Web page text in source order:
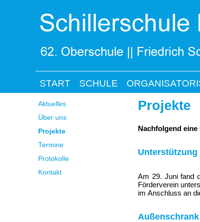
START SCHULE
Projekte
Nachfolgend
Am 29. Juni fand
Förderverein
im Anschluss an
Aktuelles
Über uns
Projekte
Termine
Protokolle
Kontakt